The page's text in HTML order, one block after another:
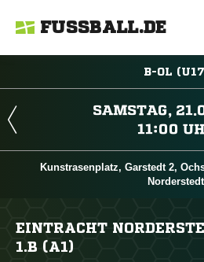
FUSSBALL.DE
B-OL


Kunstrasenplatz, Garstedt 2,
Norderstedt
EINTRACHT
1.B (A1)